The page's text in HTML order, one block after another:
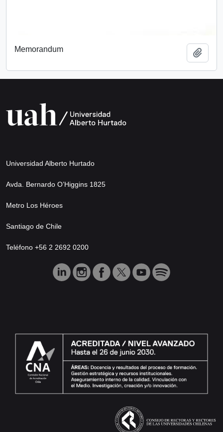
Memorandum
Universidad Alberto Hurtado
Avda. Bernardo O’Higgins 1825
Metro Los Héroes
Santiago de Chile
Teléfono +56 2 2692 0200